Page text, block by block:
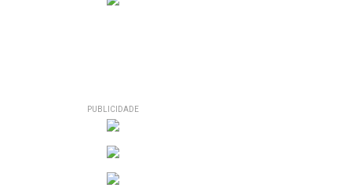
PUBLICIDADE